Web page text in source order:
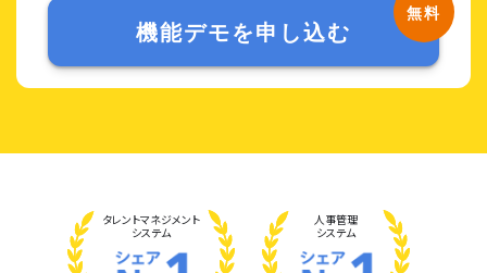
機能デモを申し込む
タレントマネジメント
システム
人事管理
システム